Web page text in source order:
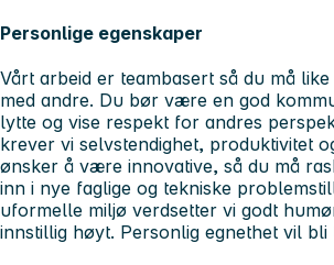
Personlige egenskaper
Vårt arbeid er teambasert så du må
med andre. Du bør være en god
lytte og vise respekt for andres
krever vi selvstendighet, produktivitet
ønsker å være innovative, så du må
inn i nye faglige og tekniske
uformelle miljø verdsetter vi godt
innstillig høyt. Personlig egnethet vil